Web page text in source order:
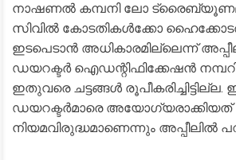
നാഷണൽ കമ്പനി ലോ
സിവിൽ കോടതികൾക്കോ
ഇടപെടാൻ അധികാരമില്ലെന്ന്
ഡയറക്ടർ ഐഡന്റിഫിക്കേഷൻ
ഇതുവരെ ചട്ടങ്ങൾ രൂപീകരിച്ചിട്ടില്ല.
ഡയറക്ടർമാരെ അയോഗ്യരാക്കിയത്
നിയമവിരുദ്ധമാണെന്നും അപ്പീലിൽ